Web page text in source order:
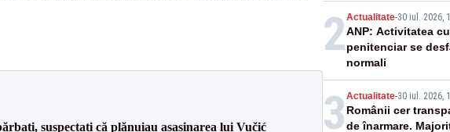
suspectați că plănuiau asasinarea lui Vučić
2Actualitate-30 iul. 2026,
ANP: Activitatea
penitenciar se
normali
3 Actualitate-30 iul. 2026,
Românii cer
de înarmare.